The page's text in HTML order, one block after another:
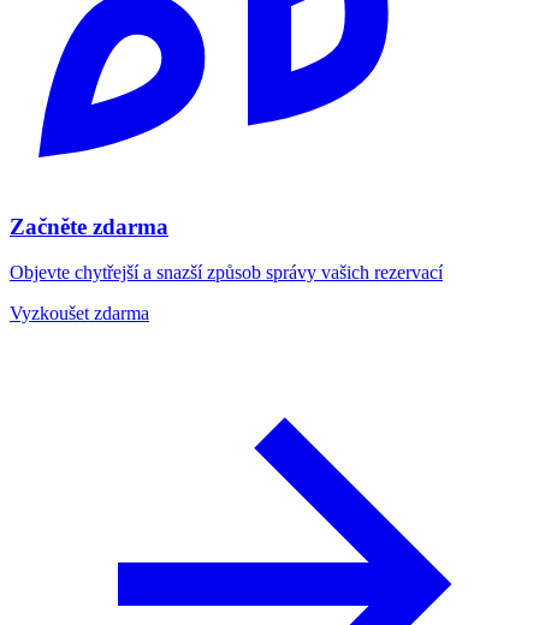
Začněte zdarma
Objevte chytřejší a snazší způsob správy vašich rezervací
Vyzkoušet zdarma